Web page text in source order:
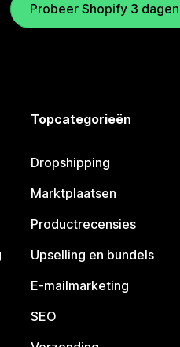
Probeer Shopify 3
Topcategorieën
Dropshipping
Marktplaatsen
Productrecensies
Upselling en bundels
E-mailmarketing
SEO